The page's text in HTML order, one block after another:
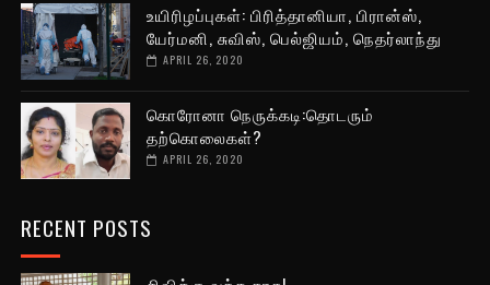
உயிரிழப்புகள்: பிரித்தானியா, பிரான்ஸ்,
யேர்மனி, சுவிஸ், பெல்ஜியம், நெதர்லாந்து
APRIL 26, 2020
கொரோனா நெருக்கடி:தொடரும்
தற்கொலைகள்?
APRIL 26, 2020
RECENT POSTS